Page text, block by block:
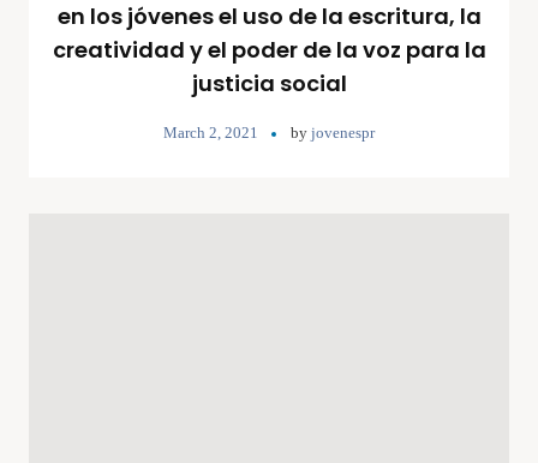
en los jóvenes el uso de la escritura, la
creatividad y el poder de la voz para la
justicia social
March 2, 2021 by jovenespr